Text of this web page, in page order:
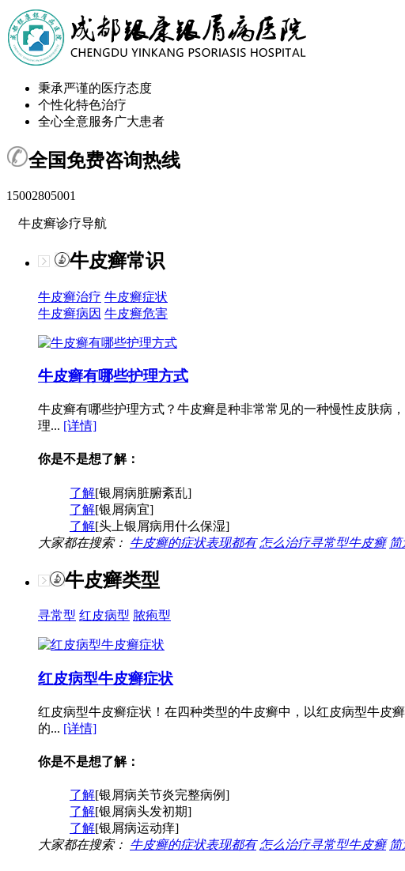
秉承严谨的医疗态度
个性化特色治疗
全心全意服务广大患者
全国免费咨询热线
15002805001
牛皮癣诊疗导航
牛皮癣常识
牛皮癣治疗 牛皮癣症状
牛皮癣病因 牛皮癣危害
牛皮癣有哪些护理方式
牛皮癣有哪些护理方式？牛皮癣是种非常常见的一种慢性皮肤病
理... [详情]
你是不是想了解：
了解[银屑病脏腑紊乱]
了解[银屑病宜]
了解[头上银屑病用什么保湿]
大家都在搜索： 牛皮癣的症状表现都有 怎么治疗寻常型牛皮癣
牛皮癣类型
寻常型 红皮病型 脓疱型
红皮病型牛皮癣症状
红皮病型牛皮癣症状！在四种类型的牛皮癣中，以红皮病型牛皮
的... [详情]
你是不是想了解：
了解[银屑病关节炎完整病例]
了解[银屑病头发初期]
了解[银屑病运动痒]
大家都在搜索： 牛皮癣的症状表现都有 怎么治疗寻常型牛皮癣